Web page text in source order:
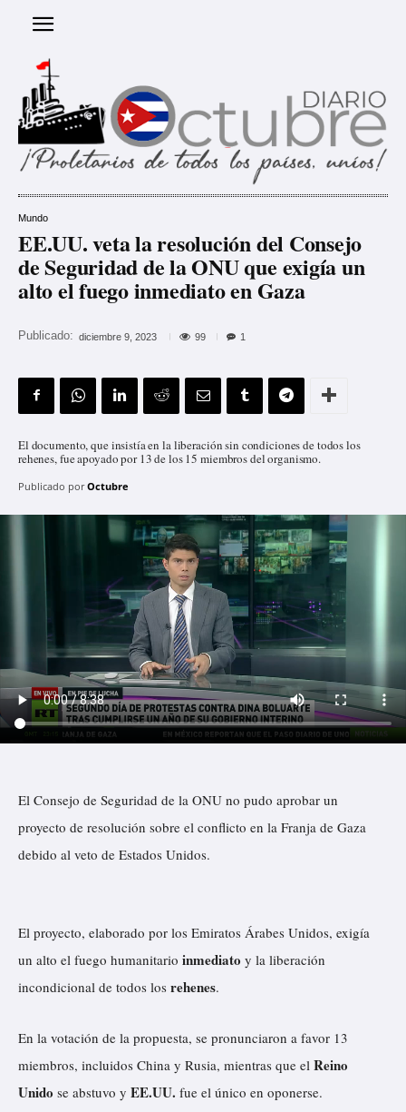
Mundo
EE.UU. veta la resolución del Consejo
de Seguridad de la ONU que exigía un
alto el fuego inmediato en Gaza
Publicado: diciembre 9, 2023 99 1
El documento, que insistía en la liberación sin condiciones de todos los
rehenes, fue apoyado por 13 de los 15 miembros del organismo.
Publicado por Octubre
El Consejo de Seguridad de la ONU no pudo aprobar un
proyecto de resolución sobre el conflicto en la Franja de Gaza
debido al veto de Estados Unidos.
El proyecto, elaborado por los Emiratos Árabes Unidos, exigía
un alto el fuego humanitario inmediato y la liberación
incondicional de todos los rehenes.
En la votación de la propuesta, se pronunciaron a favor 13
miembros, incluidos China y Rusia, mientras que el Reino
Unido se abstuvo y EE.UU. fue el único en oponerse.